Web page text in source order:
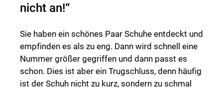
nicht an!“
Sie haben ein schönes Paar Schuhe entdeckt und
empfinden es als zu eng. Dann wird schnell eine
Nummer größer gegriffen und dann passt es
schon. Dies ist aber ein Trugschluss, denn häufig
ist der Schuh nicht zu kurz, sondern zu schmal